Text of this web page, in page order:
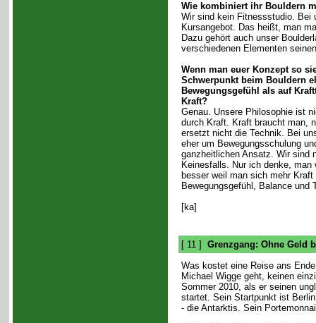
Wie kombiniert ihr Bouldern
Wir sind kein Fitnessstudio. Bei
Kursangebot. Das heißt, man
Dazu gehört auch unser
verschiedenen Elementen
Wenn man euer Konzept so
Schwerpunkt beim Bouldern
Bewegungsgefühl als auf
Kraft?
Genau. Unsere Philosophie ist
durch Kraft. Kraft braucht man,
ersetzt nicht die Technik. Bei
eher um Bewegungsschulung
ganzheitlichen Ansatz. Wir sind
Keinesfalls. Nur ich denke, man
besser weil man sich mehr Kraft
Bewegungsgefühl, Balance und
[ka]
[ 11 ] Grenzgang: Ohne Geld
Was kostet eine Reise ans
Michael Wigge geht, keinen
Sommer 2010, als er seinen
startet. Sein Startpunkt ist
- die Antarktis. Sein